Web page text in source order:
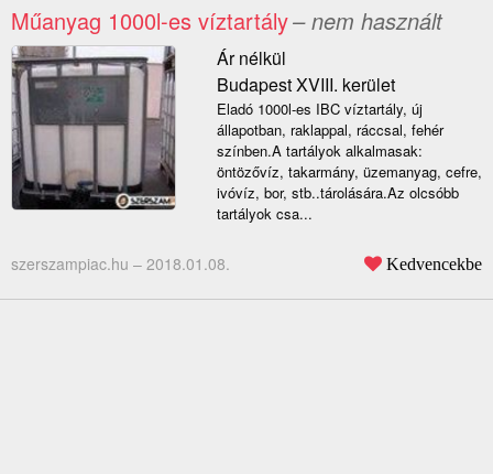
Műanyag 1000l-es víztartály– nem használt
Ár nélkül
Budapest XVIII. kerület
Eladó 1000l-es IBC víztartály, új
állapotban, raklappal, ráccsal, fehér
színben.A tartályok alkalmasak:
öntözővíz, takarmány, üzemanyag, cefre,
ivóvíz, bor, stb..tárolására.Az olcsóbb
tartályok csa...
szerszampiac.hu – 2018.01.08. Kedvencekbe